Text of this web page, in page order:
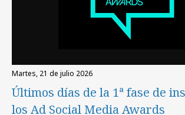
martes, 21 de julio 2026
Últimos días de la 1ª fase de
los Ad Social Media Awards